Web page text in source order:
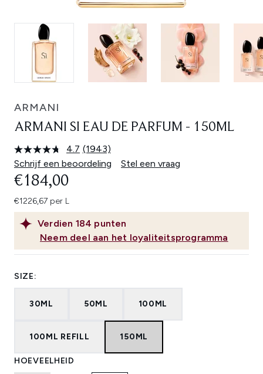
ARMANI
ARMANI SI EAU DE PARFUM - 150ML
4.7 Lees
1943
beoordelingen.
(1943)
Schrijf een beoordeling
Stel een vraag
Verdien 184 punten
Neem deel aan het loyaliteitsprogramma
€184,00
€1226,67 per L
SIZE:
30ML 50ML 100ML
100ML REFILL 150ML
HOEVEELHEID